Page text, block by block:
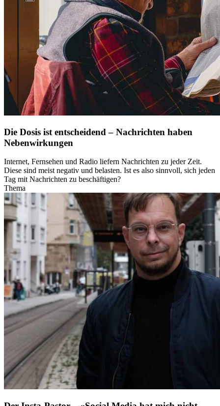
Die Dosis ist entscheidend – Nachrichten haben
Nebenwirkungen
Internet, Fernsehen und Radio liefern Nachrichten zu jeder Zeit.
Diese sind meist negativ und belasten. Ist es also sinnvoll, sich jeden
Tag mit Nachrichten zu beschäftigen?
Thema